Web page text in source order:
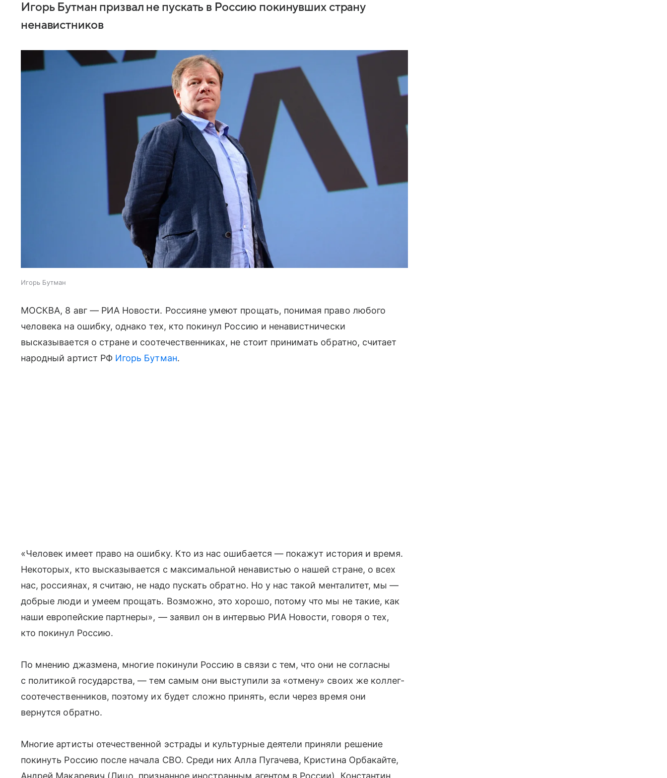
Игорь Бутман призвал не пускать в Россию покинувших страну
ненавистников
Игорь Бутман
МОСКВА, 8 авг — РИА Новости. Россияне умеют прощать, понимая право любого
человека на ошибку, однако тех, кто покинул Россию и ненавистнически
высказывается о стране и соотечественниках, не стоит принимать обратно, считает
народный артист РФ Игорь Бутман.
«Человек имеет право на ошибку. Кто из нас ошибается — покажут история и время.
Некоторых, кто высказывается с максимальной ненавистью о нашей стране, о всех
нас, россиянах, я считаю, не надо пускать обратно. Но у нас такой менталитет, мы —
добрые люди и умеем прощать. Возможно, это хорошо, потому что мы не такие, как
наши европейские партнеры», — заявил он в интервью РИА Новости, говоря о тех,
кто покинул Россию.
По мнению джазмена, многие покинули Россию в связи с тем, что они не согласны
с политикой государства, — тем самым они выступили за «отмену» своих же коллег-
соотечественников, поэтому их будет сложно принять, если через время они
вернутся обратно.
Многие артисты отечественной эстрады и культурные деятели приняли решение
покинуть Россию после начала СВО. Среди них Алла Пугачева, Кристина Орбакайте,
Андрей Макаревич (Лицо, признанное иностранным агентом в России), Константин